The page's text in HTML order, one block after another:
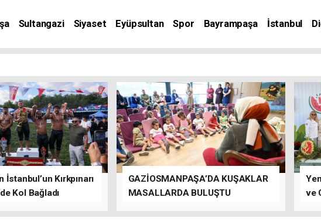
Sultangazi Siyaset Eyüpsultan Spor Bayrampaşa İstanbul
Kırkpınarı
Kol Bağladı
GAZİOSMANPAŞA’DA KUŞAKLAR
MASALLARDA BULUŞTU
ve